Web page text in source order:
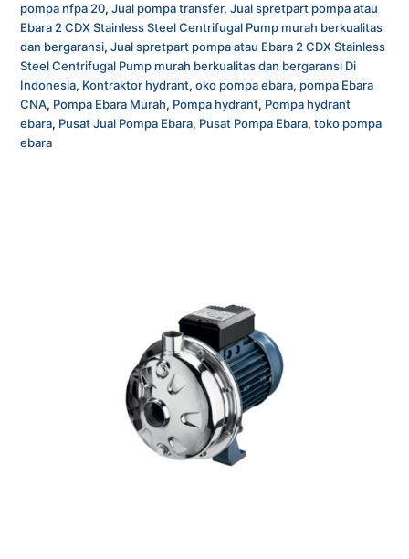
pompa nfpa 20,Jual pompa transfer,Jual spretpart pompa atau
Ebara 2 CDX Stainless Steel Centrifugal Pump murah berkualitas
dan bergaransi,Jual spretpart pompa atau Ebara 2 CDX Stainless
Steel Centrifugal Pump murah berkualitas dan bergaransi Di
Indonesia, Kontraktor hydrant,oko pompa ebara, pompa Ebara
CNA, Pompa Ebara Murah, Pompa hydrant, Pompa hydrant
ebara, Pusat Jual Pompa Ebara, Pusat Pompa Ebara,toko pompa
ebara